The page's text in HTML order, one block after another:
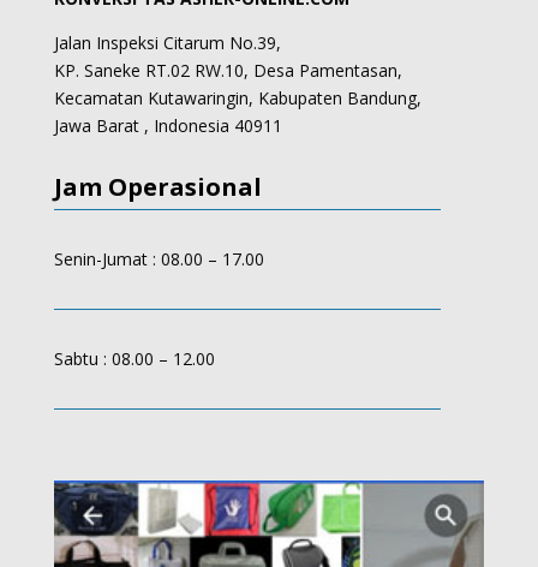
Jalan Inspeksi Citarum No.39,
KP. Saneke RT.02 RW.10, Desa Pamentasan,
Kecamatan Kutawaringin, Kabupaten Bandung,
Jawa Barat , Indonesia 40911
Jam Operasional
Senin-Jumat : 08.00 – 17.00
Sabtu : 08.00 – 12.00